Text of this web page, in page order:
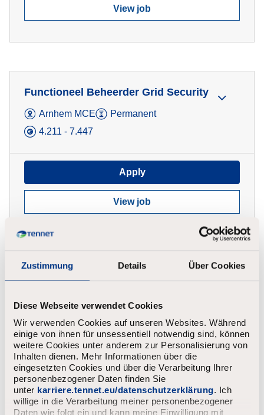
Zustimmung Details Über Cookies
Diese Webseite verwendet Cookies
Wir verwenden Cookies auf unseren Websites. Während
einige von ihnen für unsessentiell notwendig sind, können
weitere Cookies unter anderem zur Personalisierung von
Inhalten dienen. Mehr Informationen über die
eingesetzten Cookies und über die Verarbeitung Ihrer
personenbezogener Daten finden Sie
unter karriere.tennet.eu/datenschutzerklärung. Ich
willige in die Verarbeitung meiner personenbezogener
Daten wie folgt ein und kann meine Einwilligung mit
View job
Functioneel Beheerder Grid Security
Arnhem MCE
Permanent
4.211 - 7.447
Apply
View job
Arnhem MCE
Permanent
4.816 - 9.472
Apply
View job